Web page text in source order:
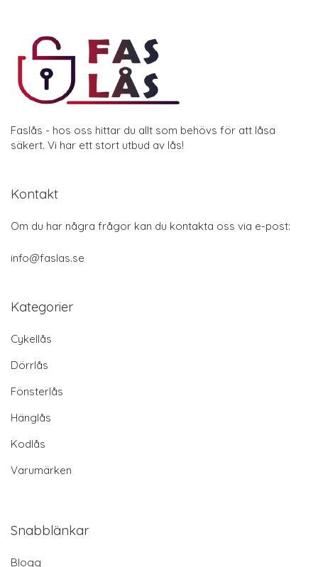
Faslås - hos oss hittar du allt som behövs för att låsa
säkert. Vi har ett stort utbud av lås!
Kontakt
Om du har några frågor kan du kontakta oss via e-post:
info@faslas.se
Kategorier
Cykellås
Dörrlås
Fönsterlås
Hänglås
Kodlås
Varumärken
Snabblänkar
Blogg